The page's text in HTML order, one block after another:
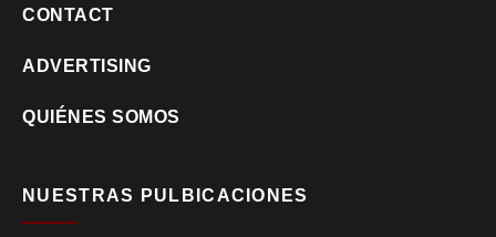
CONTACT
ADVERTISING
QUIÉNES SOMOS
NUESTRAS PULBICACIONES